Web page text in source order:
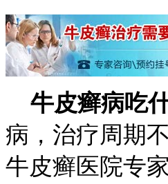
牛皮癣病吃
病，治疗周期
牛皮癣医院专